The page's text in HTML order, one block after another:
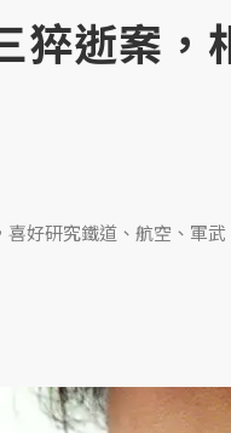
猝逝案，
好研究鐵道、航空、軍